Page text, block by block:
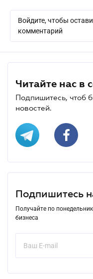
Войдите, чтобы
комментарий
Читайте нас в
Подпишитесь, чтоб
новостей.
Подпишитесь
Получайте по
бизнеса